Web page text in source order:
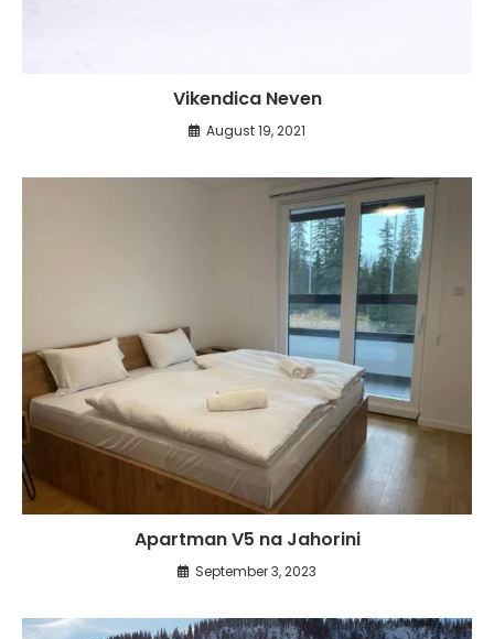
Vikendica Neven
August 19, 2021
Apartman V5 na Jahorini
September 3, 2023